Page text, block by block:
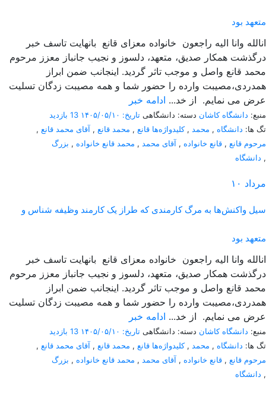
متعهد بود
انالله وانا الیه راجعون خانواده معزای قانع بانهایت تاسف خبر
درگذشت همکار صدیق، متعهد، دلسوز و نجیب جانباز معزز مرحوم
محمد قانع واصل و موجب تاثر گردید. اینجانب ضمن ابراز
همدردی،مصیبت وارده را حضور شما و همه مصیبت زدگان تسلیت
عرض می نمایم. از خد... ادامه خبر
منبع: دانشگاه کاشان دسته: دانشگاهی تاریخ: ۱۴۰۵/۰۵/۱۰
13 بازدید
تگ ها: دانشگاه , محمد ,کلیدواژه‌ها قانع , محمد قانع , آقای محمد قانع ,
مرحوم قانع , قانع خانواده , آقای محمد , محمد قانع خانواده , بزرگ
دانشگاه ,
۱۰ مرداد
سیل واکنش‌ها به مرگ کارمندی که طراز یک کارمند وظیفه شناس و
متعهد بود
انالله وانا الیه راجعون خانواده معزای قانع بانهایت تاسف خبر
درگذشت همکار صدیق، متعهد، دلسوز و نجیب جانباز معزز مرحوم
محمد قانع واصل و موجب تاثر گردید. اینجانب ضمن ابراز
همدردی،مصیبت وارده را حضور شما و همه مصیبت زدگان تسلیت
عرض می نمایم. از خد... ادامه خبر
منبع: دانشگاه کاشان دسته: دانشگاهی تاریخ: ۱۴۰۵/۰۵/۱۰
13 بازدید
تگ ها: دانشگاه , محمد ,کلیدواژه‌ها قانع , محمد قانع , آقای محمد قانع ,
مرحوم قانع , قانع خانواده , آقای محمد , محمد قانع خانواده , بزرگ
دانشگاه ,